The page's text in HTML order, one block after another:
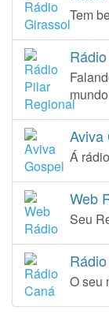
Tem
mundo
Aviva
Á
Web
Seu
O seu